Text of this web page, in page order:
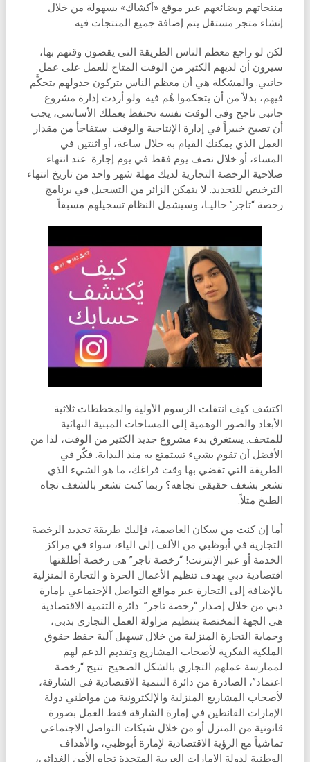
منتجاتهم وبضائعهم عبر موقع «أكشاك» بسهولة من خلال
إنشاء متجر مستقل يتم إضافة جميع المنتجات فيه.
لكن لو راجع معظم الناس الطريقة التي يقضون وقتهم بها،
سيرون أن لديهم الكثير من الوقت المتاح للعمل على عمل
جانبي. والمشكلة هي أن معظم الناس يتركون جدولهم يتحكَّم
فيهم، بدلاً من أن يتحكموا هُم فيه. ولو أردت إدارة مشروع
جانبي ناجح وفي الوقت نفسه تحتفظ بعملك الأساسي، يجب
أن تصبح خبيراً في إدارة الإنتاجية والوقت. ستفاجأ من مقدار
العمل الذي يمكنك القيام به خلال ساعة، أو اثنتين في
المساء، أو خلال نصف يوم فقط في يوم إجازة. عند انتهاء
صلاحية الرخصة التجارية لديك مهلة شهر واحد من تاريخ انتهاء
الترخيص للتجديد. لا يتمكن الزائر من التسجيل في برنامج
رخصة “تاجر” حاليـا، وسيشمل النظام تسجيلهم مسبقاً.
اكتشف كيف انتقلت الرسوم الأولية والمخططات ثلاثية
الأبعاد والصور الوهمية إلى المساحات المبنية النهائية
للمتحف. يستغرق بدء مشروع جديد الكثير من الوقت، لذا من
الأفضل أن تقوم بشيء تستمتع به منذ البداية. فكّر في
الطريقة التي تقضي بها وقت فراغك، ما هو الشيء الذي
تشعر بشغف حقيقي تجاهه؟ ربما كنت تشعر بالشغف تجاه
الطبخ مثلاً.
أما إن كنت من سكان العاصمة، فإليك طريقة تجديد الرخصة
التجارية في أبوظبي من الألف إلى الياء، سواء في مراكز
الخدمة أو عبر الإنترنت! “رخصة تاجر” هي رخصة أطلقتها
اقتصادية دبي بهدف تنظيم الأعمال الحرة و التجارة المنزلية
بالإضافة إلى التجارة عبر مواقع التواصل الإجتماعي بإمارة
دبي من خلال إصدار “رخصة تاجر” .دائرة التنمية الاقتصادية
هي الجهة المختصة بتنظيم مزاولة العمل التجاري بدبي،
وحماية التجارة المنزلية من خلال تسهيل آلية حفظ حقوق
الملكية الفكرية لأصحاب المشاريع وتقديم الدعم لهم
لممارسة عملهم التجاري بالشكل الصحيح. تتيح “رخصة
اعتماد”، الصادرة من دائرة التنمية الاقتصادية في الشارقة،
لأصحاب المشاريع المنزلية والإلكترونية من مواطني دولة
الإمارات القانطين في إمارة الشارقة فقط العمل بصورة
قانونية من المنزل أو من خلال شبكات التواصل الاجتماعي.
تماشياً مع الرؤية الاقتصادية لإمارة أبوظبي، والأهداف
الوطنية لدولة الإمارات العربية المتحدة تجاه الأمن الغذائي،